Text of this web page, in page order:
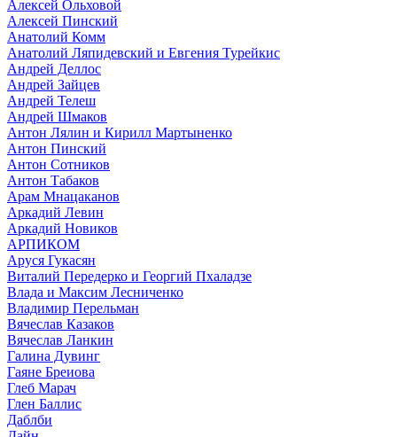
Алексей Ольховой
Алексей Пинский
Анатолий Комм
Анатолий Ляпидевский и Евгения Турейкис
Андрей Деллос
Андрей Зайцев
Андрей Телеш
Андрей Шмаков
Антон Лялин и Кирилл Мартыненко
Антон Пинский
Антон Сотников
Антон Табаков
Арам Мнацаканов
Аркадий Левин
Аркадий Новиков
АРПИКОМ
Аруся Гукасян
Виталий Передерко и Георгий Пхаладзе
Влада и Максим Лесниченко
Владимир Перельман
Вячеслав Казаков
Вячеслав Ланкин
Галина Дувинг
Гаяне Бреиова
Глеб Марач
Глен Баллис
Даблби